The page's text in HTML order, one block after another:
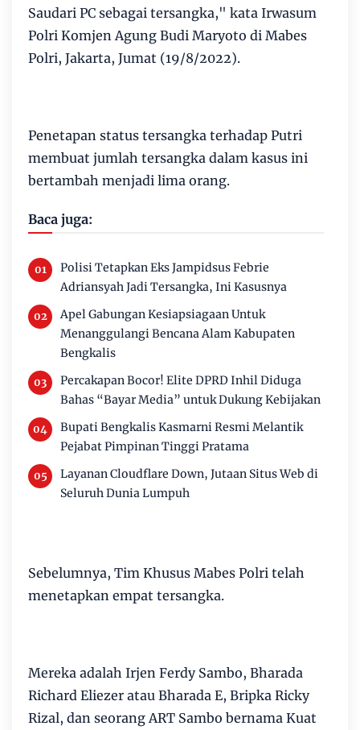
Saudari PC sebagai tersangka," kata Irwasum
Polri Komjen Agung Budi Maryoto di Mabes
Polri, Jakarta, Jumat (19/8/2022).
Penetapan status tersangka terhadap Putri
membuat jumlah tersangka dalam kasus ini
bertambah menjadi lima orang.
Baca juga:
Polisi Tetapkan Eks Jampidsus Febrie
Adriansyah Jadi Tersangka, Ini Kasusnya
Apel Gabungan Kesiapsiagaan Untuk
Menanggulangi Bencana Alam Kabupaten
Bengkalis
Percakapan Bocor! Elite DPRD Inhil Diduga
Bahas “Bayar Media” untuk Dukung Kebijakan
Bupati Bengkalis Kasmarni Resmi Melantik
Pejabat Pimpinan Tinggi Pratama
Layanan Cloudflare Down, Jutaan Situs Web di
Seluruh Dunia Lumpuh
Sebelumnya, Tim Khusus Mabes Polri telah
menetapkan empat tersangka.
Mereka adalah Irjen Ferdy Sambo, Bharada
Richard Eliezer atau Bharada E, Bripka Ricky
Rizal, dan seorang ART Sambo bernama Kuat